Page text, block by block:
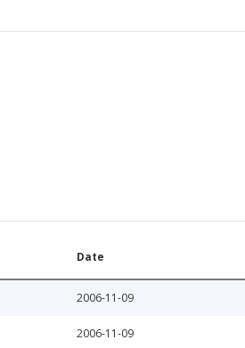
Date
2006-11-09
2006-11-09